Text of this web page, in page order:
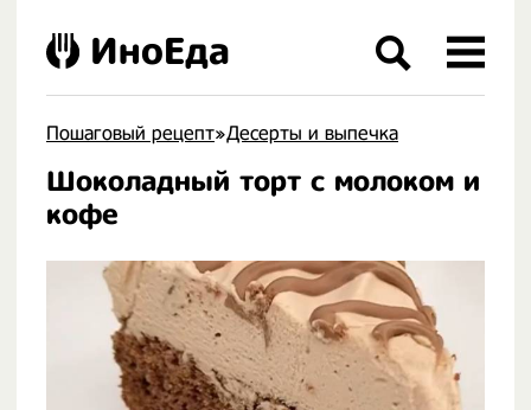
Пошаговый рецепт»Десерты и выпечка
Шоколадный торт с молоком и
кофе
ИноЕда